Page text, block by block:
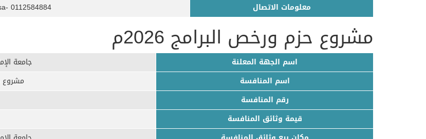
معلومات الاتصال
0112584884 -aralanzi@imamu.edu.sa
مشروع حزم ورخص البرامج 2026م
اسم الجهة المعلنة
جامعة
اسم المنافسة
مشروع
رقم المنافسة
قيمة وثائق المنافسة